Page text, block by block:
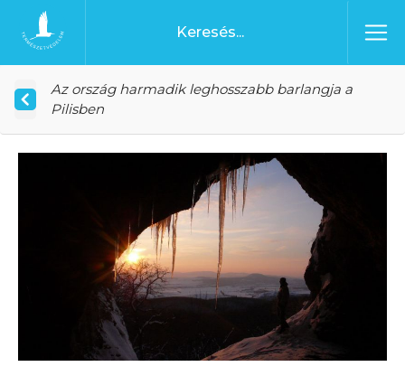
Ugrás a tartalomhoz
Főoldal
Az ország harmadik leghosszabb barlangja a
Pilisben